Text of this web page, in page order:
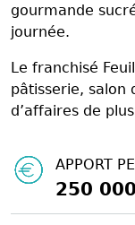
gourmande
journée.
Le franchisé
pâtisserie, salon
d’affaires de
APPORT
250